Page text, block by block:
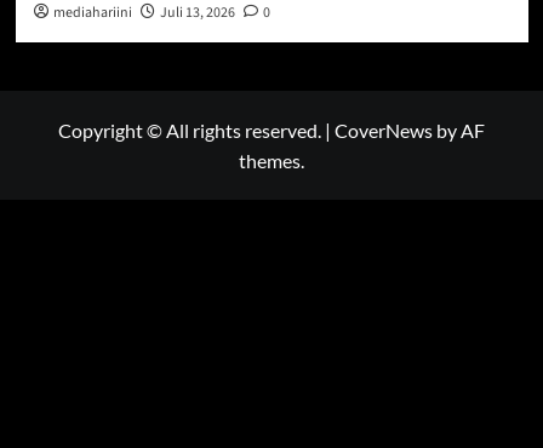
mediahariini Juli 13, 2026 0
Copyright © All rights reserved. | CoverNews by AF
themes.